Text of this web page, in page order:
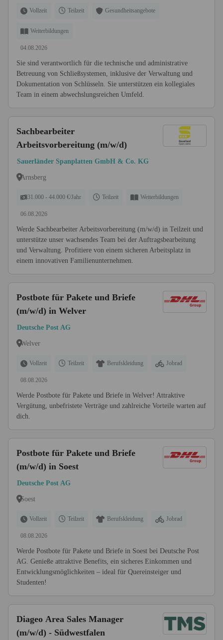
Vollzeit Teilzeit Gesundheitsangebote
Weiterbildungen
04.08.2026
Sie sind verantwortlich für die technische und administrative
Betreuung von Schließsystemen, inklusive der Verwaltung und
Dokumentation von Schlüsseln. Sie unterstützen ein kollegiales
Team in einem abwechslungsreichen Umfeld.
Sachbearbeiter
Arbeitsvorbereitung (m/w/d)
Sauerländer Spanplatten GmbH & Co. KG
Arnsberg
31.000 - 44.000 €/Jahr Teilzeit Weiterbildungen
06.08.2026
Werde Sachbearbeiter Arbeitsvorbereitung (m/w/d) in Teilzeit und
unterstütze unser wachsendes Team bei der Auftragsbearbeitung
und Verwaltung. Profitiere von einem sicheren Arbeitsplatz in
einem innovativen Familienunternehmen.
Postbote für Pakete und Briefe
(m/w/d) in Welver
Deutsche Post AG
Welver
Vollzeit Teilzeit Berufskleidung Jobrad
08.08.2026
Werde Postbote für Pakete und Briefe in Welver! Attraktive
Vergütung, unbefristete Verträge und zahlreiche Vorteile warten auf
dich.
Postbote für Pakete und Briefe
(m/w/d) in Soest
Deutsche Post AG
Soest
Vollzeit Teilzeit Berufskleidung Jobrad
08.08.2026
Werde Postbote für Pakete und Briefe in Soest bei Deutsche Post
AG. Genieße attraktive Benefits, ein sicheres Einkommen und
Entwicklungsmöglichkeiten – ideal für Quereinsteiger und
Studenten!
Diageo Area Sales Manager
(m/w/d) - Südwestfalen